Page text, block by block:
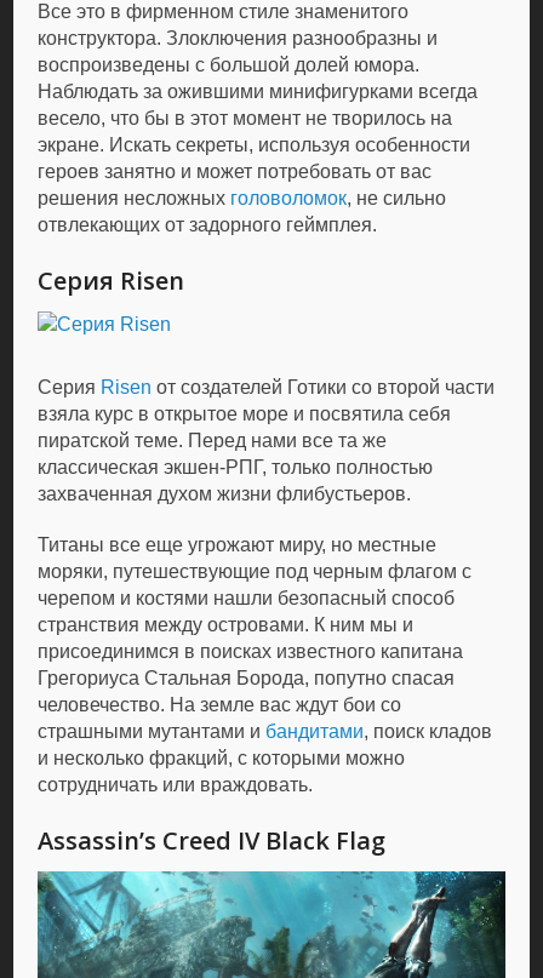
Все это в фирменном стиле знаменитого
конструктора. Злоключения разнообразны и
воспроизведены с большой долей юмора.
Наблюдать за ожившими минифигурками всегда
весело, что бы в этот момент не творилось на
экране. Искать секреты, используя особенности
героев занятно и может потребовать от вас
решения несложных головоломок, не сильно
отвлекающих от задорного геймплея.
Серия Risen
Серия Risen от создателей Готики со второй части
взяла курс в открытое море и посвятила себя
пиратской теме. Перед нами все та же
классическая экшен-РПГ, только полностью
захваченная духом жизни флибустьеров.
Титаны все еще угрожают миру, но местные
моряки, путешествующие под черным флагом с
черепом и костями нашли безопасный способ
странствия между островами. К ним мы и
присоединимся в поисках известного капитана
Грегориуса Стальная Борода, попутно спасая
человечество. На земле вас ждут бои со
страшными мутантами и бандитами, поиск кладов
и несколько фракций, с которыми можно
сотрудничать или враждовать.
Assassin’s Creed IV Black Flag